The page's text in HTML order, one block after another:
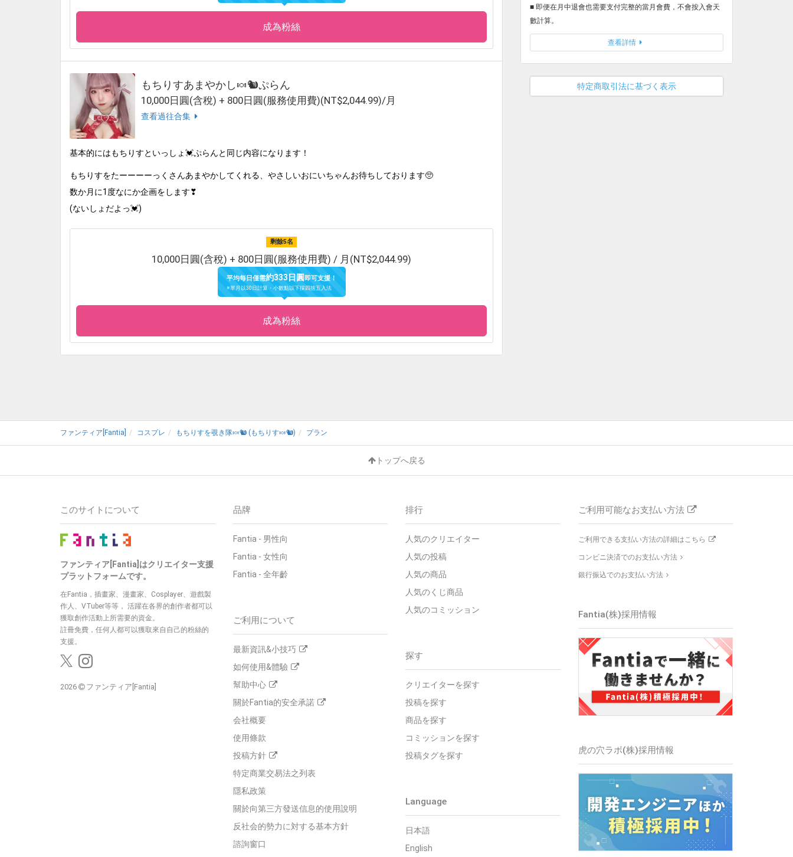
成為粉絲
もちりすあまやかし🍬🐿ぷらん
10,000日圓(含稅) + 800日圓(服務使用費)(NT$2,044.99)/月
查看過往合集
基本的にはもちりすといっしょ💓ぷらんと同じ内容になります！
もちりすをたーーーーっくさんあまやかしてくれる、やさしいおにいちゃんお待ちしております🥺
数か月に1度なにか企画をします❣
(ないしょだよっ💓)
剩餘5名
10,000日圓(含稅) + 800日圓(服務使用費) / 月(NT$2,044.99)
平均每日僅需約333日圓即可支援！
※單月以30日計算・小數點以下採四捨五入法
成為粉絲
■ 即便在月中退會也需要支付完整的當月會費，不會按入會天
數計算。
查看詳情
特定商取引法に基づく表示
ファンティア[Fantia] コスプレ もちりすを覗き隊🍬🐿 (もちりす🍬🐿) プラン
トップへ戻る
品牌
Fantia - 男性向
Fantia - 女性向
Fantia - 全年齡
ご利用について
最新資訊&小技巧
如何使用&體驗
幫助中心
關於Fantia的安全承諾
会社概要
使用條款
投稿方針
特定商業交易法之列表
隱私政策
關於向第三方發送信息的使用說明
反社会的勢力に対する基本方針
諮詢窗口
排行
人気のクリエイター
人気の投稿
人気の商品
人気のくじ商品
人気のコミッション
探す
クリエイターを探す
投稿を探す
商品を探す
コミッションを探す
投稿タグを探す
Language
日本語
English
ご利用可能なお支払い方法
ご利用できる支払い方法の詳細はこちら
コンビニ決済でのお支払い方法
銀行振込でのお支払い方法
Fantia(株)採用情報
虎の穴ラボ(株)採用情報
このサイトについて
ファンティア[Fantia]はクリエイター支援
プラットフォームです。
在Fantia，插畫家、漫畫家、Cosplayer、遊戲製
作人、VTuber等等， 活躍在各界的創作者都可以
獲取創作活動上所需要的資金。
註冊免費，任何人都可以獲取來自自己的粉絲的
支援。
2026 ファンティア[Fantia]